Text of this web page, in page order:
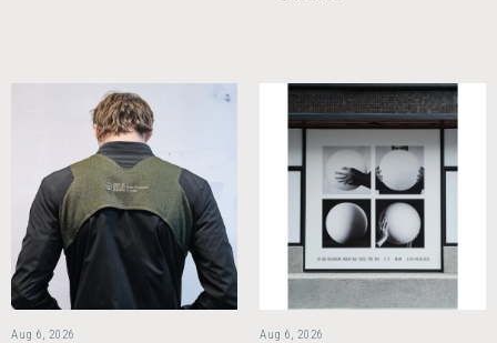
Aug 6, 2026 Aug 6, 2026